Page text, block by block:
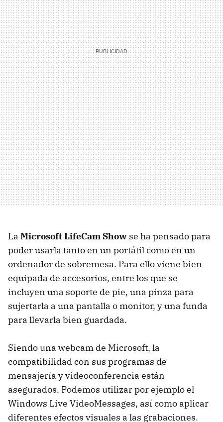
La Microsoft LifeCam Show se ha pensado para
poder usarla tanto en un portátil como en un
ordenador de sobremesa. Para ello viene bien
equipada de accesorios, entre los que se
incluyen una soporte de pie, una pinza para
sujertarla a una pantalla o monitor, y una funda
para llevarla bien guardada.
Siendo una webcam de Microsoft, la
compatibilidad con sus programas de
mensajería y videoconferencia están
asegurados. Podemos utilizar por ejemplo el
Windows Live VideoMessages, así como aplicar
diferentes efectos visuales a las grabaciones.